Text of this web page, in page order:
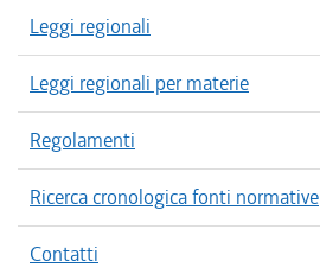
Leggi regionali
Leggi regionali per materie
Regolamenti
Ricerca cronologica fonti normative
Contatti